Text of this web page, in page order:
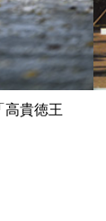
高貴徳王